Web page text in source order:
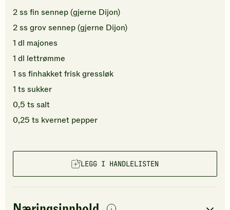
2ss fin sennep(gjerne Dijon)
2ss grov sennep(gjerne Dijon)
1 dl majones
1 dl lettrømme
1 ss finhakketfrisk gressløk
1 ts sukker
0,5 ts salt
0,25 ts kvernet pepper
LEGG I HANDLELISTEN